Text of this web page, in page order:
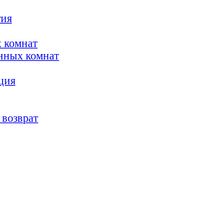
комнат
комнат